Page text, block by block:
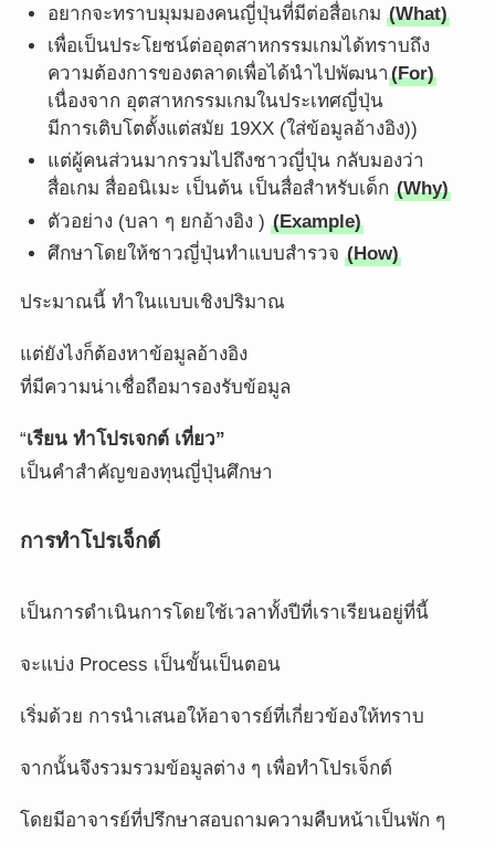
อยากจะทราบมุมมองคนญี่ปุ่นที่มีต่อสื่อเกม(What)
เพื่อเป็นประโยชน์ต่ออุตสาหกรรมเกมได้ทราบถึง
ความต้องการของตลาดเพื่อได้นำไปพัฒนา(For)
เนื่องจาก อุตสาหกรรมเกมในประเทศญี่ปุ่น
มีการเติบโตตั้งแต่สมัย 19XX (ใส่ข้อมูลอ้างอิง))
แต่ผู้คนส่วนมากรวมไปถึงชาวญี่ปุ่น กลับมองว่า
สื่อเกม สื่ออนิเมะ เป็นต้น เป็นสื่อสำหรับเด็ก(Why)
ตัวอย่าง (บลา ๆ ยกอ้างอิง )(Example)
ศึกษาโดยให้ชาวญี่ปุ่นทำแบบสำรวจ(How)
ประมาณนี้ ทำในแบบเชิงปริมาณ
แต่ยังไงก็ต้องหาข้อมูลอ้างอิง
ที่มีความน่าเชื่อถือมารองรับข้อมูล
“เรียน ทำโปรเจกต์ เที่ยว”
เป็นคำสำคัญของทุนญี่ปุ่นศึกษา
การทำโปรเจ็กต์
เป็นการดำเนินการโดยใช้เวลาทั้งปีที่เราเรียนอยู่ที่นี้
จะแบ่ง Process เป็นขั้นเป็นตอน
เริ่มด้วย การนำเสนอให้อาจารย์ที่เกี่ยวข้องให้ทราบ
จากนั้นจึงรวมรวมข้อมูลต่าง ๆ เพื่อทำโปรเจ็กต์
โดยมีอาจารย์ที่ปรึกษาสอบถามความคืบหน้าเป็นพัก ๆ